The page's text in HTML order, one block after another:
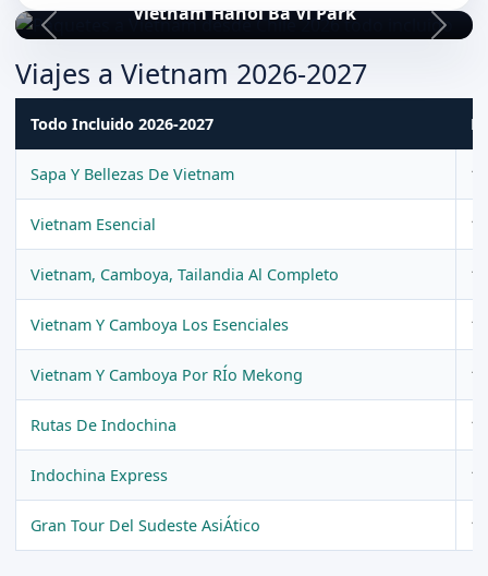
Vietnam Hanoi Ba Vi Park
Viajes a Vietnam 2026-2027
Todo Incluido 2026-2027
Sapa Y Bellezas De Vietnam
Vietnam Esencial
Vietnam, Camboya, Tailandia Al Completo
Vietnam Y Camboya Los Esenciales
Vietnam Y Camboya Por RÍo Mekong
Rutas De Indochina
Indochina Express
Gran Tour Del Sudeste AsiÁtico